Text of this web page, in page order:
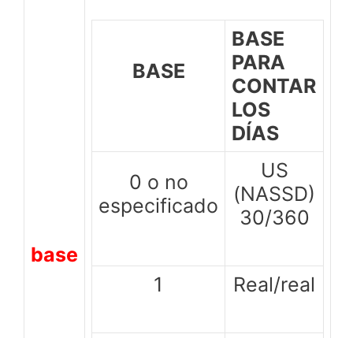
base
BASE
BASE
PARA
CONTAR
LOS
DÍAS
0 o no
especificado
US
(NASSD)
30/360
1 Real/real